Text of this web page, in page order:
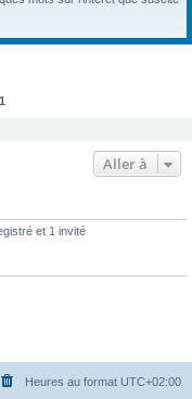
1
Aller à
et 1 invité
Heures au format UTC+02:00